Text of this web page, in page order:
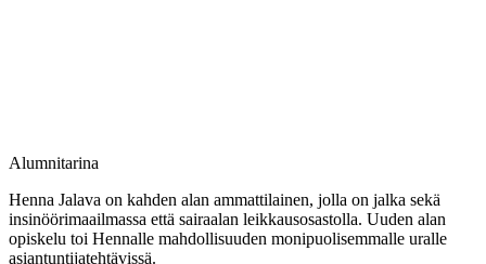
Alumnitarina
Henna Jalava on kahden alan ammattilainen, jolla on jalka sekä
insinöörimaailmassa että sairaalan leikkausosastolla. Uuden alan
opiskelu toi Hennalle mahdollisuuden monipuolisemmalle uralle
asiantuntijatehtävissä.